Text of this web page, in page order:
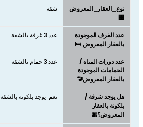
نوع_العقار_المعروض
🏢
شقة
عدد الغرف الموجودة
بالعقار المعروض 🛏️
عدد 3 غرفة بالشقة
عدد دورات المياه /
الحمامات الموجودة
بالعقار المعروض🚾
عدد 3 حمام بالشقة
هل يوجد شرفة /
بلكونة بالعقار
المعروض؟🌆
نعم، يوجد بلكونة بالشقة